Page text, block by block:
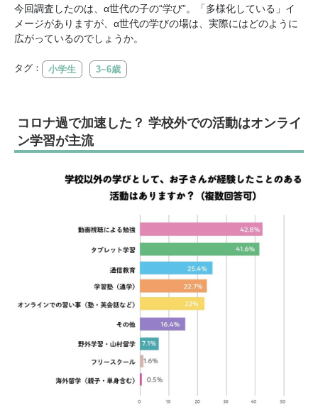
今回調査したのは、α世代の子の“学び”。「多様化している」イ
メージがありますが、α世代の学びの場は、実際にはどのように
広がっているのでしょうか。
タグ： 小学生 3~6歳
コロナ過で加速した？ 学校外での活動はオンライ
ン学習が主流